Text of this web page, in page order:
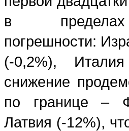
в пределах
погрешности:
(-0,2%),
снижение
по границе –
Латвия (-12%),